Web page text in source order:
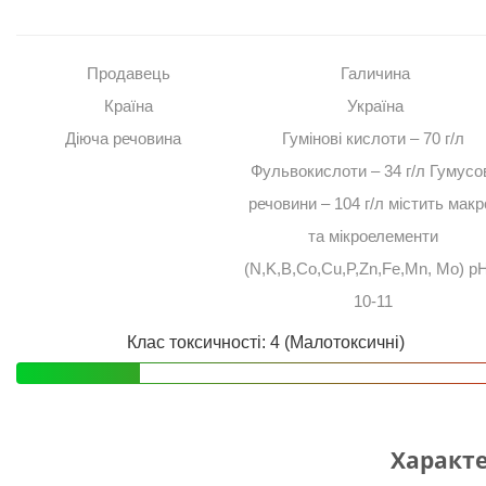
Продавець
Галичина
Країна
Україна
Діюча речовина
Гумінові кислоти – 70 г/л
Фульвокислоти – 34 г/л
речовини – 104 г/л містить
та мікроелементи
(N,K,B,Co,Cu,P,Zn,Fe,Mn, Mo)
10-11
Клас токсичності: 4 (Малотоксичні)